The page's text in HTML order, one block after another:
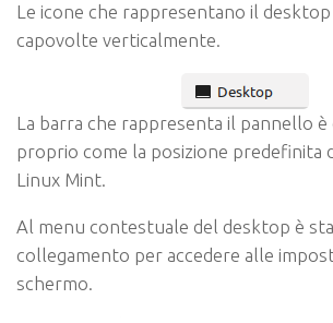
Le icone che rappresentano il
capovolte verticalmente.
La barra che rappresenta il pannello è
proprio come la posizione predefinita
Linux Mint.
Al menu contestuale del desktop è
collegamento per accedere alle
schermo.